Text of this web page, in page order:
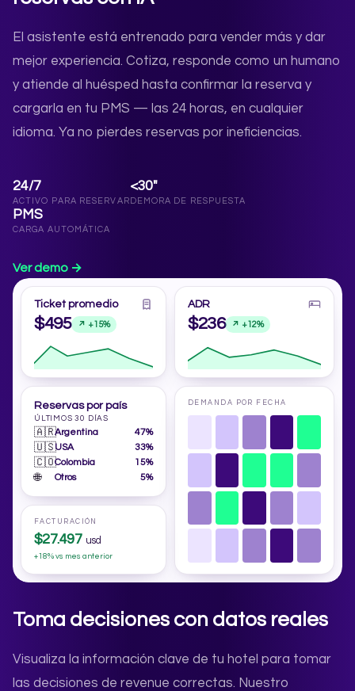
El asistente está entrenado para vender más y dar
mejor experiencia. Cotiza, responde como un humano
y atiende al huésped hasta confirmar la reserva y
cargarla en tu PMS — las 24 horas, en cualquier
idioma. Ya no pierdes reservas por ineficiencias.
24/7
ACTIVO PARA RESERVAR
<30"
DEMORA DE RESPUESTA
PMS
CARGA AUTOMÁTICA
Ver demo →
Ticket promedio
$495 ↗ +15%
ADR
$236 ↗ +12%
Reservas por país
ÚLTIMOS 30 DÍAS
🇦🇷Argentina 47%
🇺🇸USA 33%
🇨🇴Colombia 15%
🌐 Otros 5%
DEMANDA POR FECHA
FACTURACIÓN
$27.497 usd
+18% vs mes anterior
Toma decisiones con datos reales
Visualiza la información clave de tu hotel para tomar
las decisiones de revenue correctas. Nuestro